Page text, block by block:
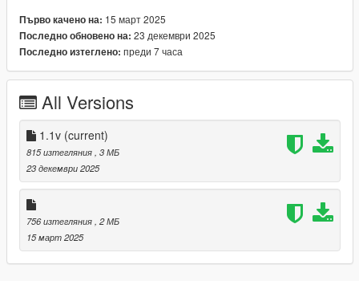
Първо качено на: 15 март 2025
Последно обновено на: 23 декември 2025
Последно изтеглено: преди 7 часа
All Versions
1.1v (current)
815 изтегляния , 3 МБ
23 декември 2025
756 изтегляния , 2 МБ
15 март 2025